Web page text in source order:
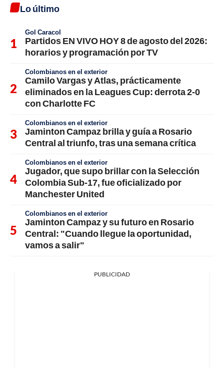
Lo último
Gol Caracol
Partidos EN VIVO HOY 8 de agosto del 2026:
horarios y programación por TV
Colombianos en el exterior
Camilo Vargas y Atlas, prácticamente
eliminados en la Leagues Cup: derrota 2-0
con Charlotte FC
Colombianos en el exterior
Jaminton Campaz brilla y guía a Rosario
Central al triunfo, tras una semana crítica
Colombianos en el exterior
Jugador, que supo brillar con la Selección
Colombia Sub-17, fue oficializado por
Manchester United
Colombianos en el exterior
Jaminton Campaz y su futuro en Rosario
Central: "Cuando llegue la oportunidad,
vamos a salir"
PUBLICIDAD